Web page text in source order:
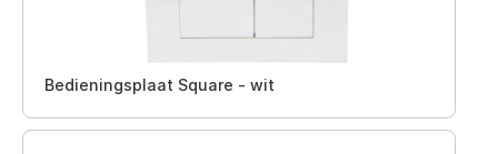
Bedieningsplaat Square - wit